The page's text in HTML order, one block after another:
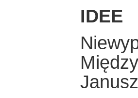
IDEE
Janusz